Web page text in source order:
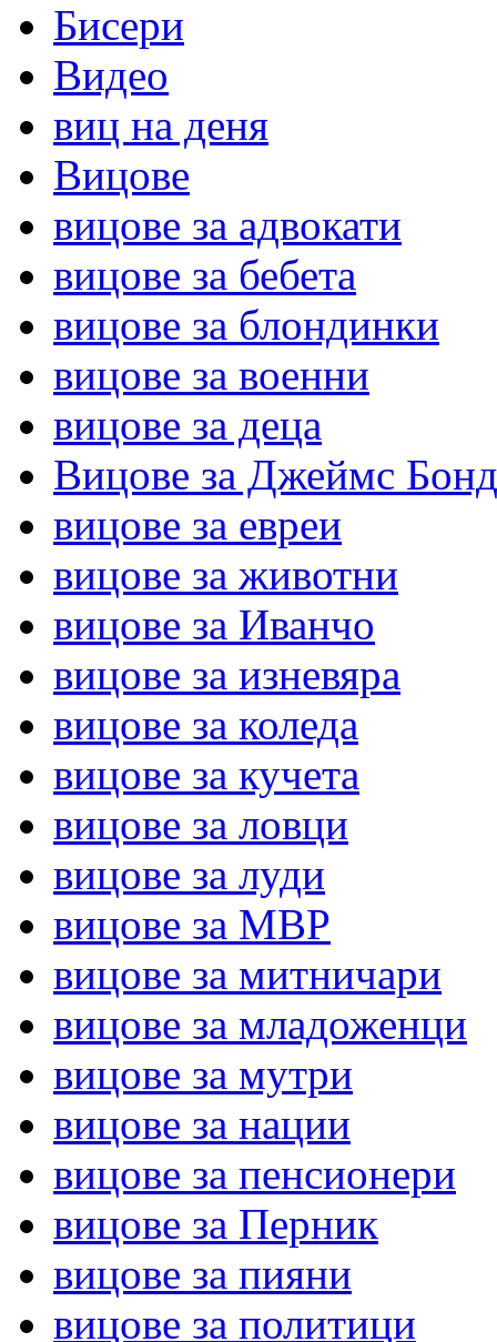
Бисери
Видео
виц на деня
Вицове
вицове за адвокати
вицове за бебета
вицове за блондинки
вицове за военни
вицове за деца
Вицове за Джеймс Бонд
вицове за евреи
вицове за животни
вицове за Иванчо
вицове за изневяра
вицове за коледа
вицове за кучета
вицове за ловци
вицове за луди
вицове за МВР
вицове за митничари
вицове за младоженци
вицове за мутри
вицове за нации
вицове за пенсионери
вицове за Перник
вицове за пияни
вицове за политици